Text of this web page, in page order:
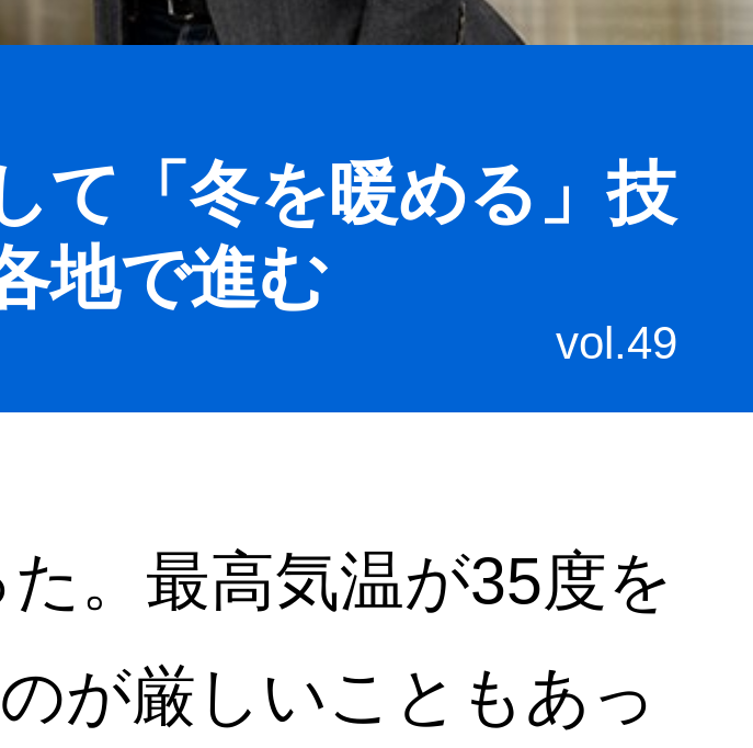
て「冬を暖める」技
地で進む
vol.49
。最高気温が35度を
が厳しいこともあっ